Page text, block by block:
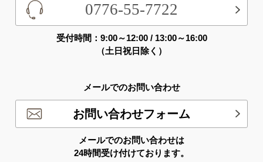
0776-55-7722
受付時間：9:00～12:00 / 13:00～16:00
（土日祝日除く）
メールでのお問い合わせ
お問い合わせフォーム
メールでのお問い合わせは
24時間受け付けております。